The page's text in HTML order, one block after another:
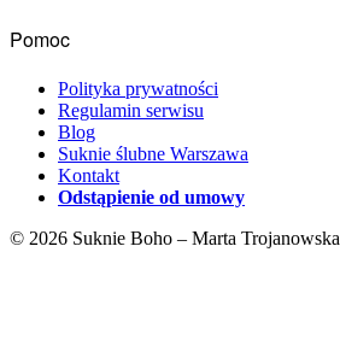
Pomoc
Polityka prywatności
Regulamin serwisu
Blog
Suknie ślubne Warszawa
Kontakt
Odstąpienie od umowy
© 2026 Suknie Boho – Marta Trojanowska